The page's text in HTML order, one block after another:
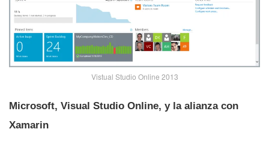
Vistual Studio Online 2013
Microsoft, Visual Studio Online, y la alianza con
Xamarin